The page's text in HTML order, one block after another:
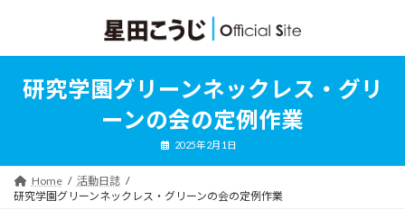
ン
ー
研究学園グリーンネックレス・グリ
ーンの会の定例作業
2025年2月1日
Home
活動日誌
研究学園グリーンネックレス・グリーンの会の定例作業